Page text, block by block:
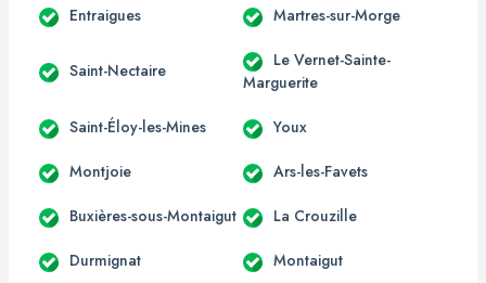
Entraigues Martres-sur-Morge
Saint-Nectaire
Le Vernet-Sainte-
Marguerite
Saint-Éloy-les-Mines Youx
Montjoie Ars-les-Favets
Buxières-sous-Montaigut La Crouzille
Durmignat Montaigut